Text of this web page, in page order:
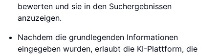
bewerten und sie in den Suchergebnissen
anzuzeigen.
Nachdem die grundlegenden Informationen
eingegeben wurden, erlaubt die KI-Plattform, die